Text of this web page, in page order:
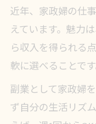
近年、家政婦の仕
えています。魅力
ら収入を得られる
軟に選べることです
副業として家政婦
ず自分の生活リズ